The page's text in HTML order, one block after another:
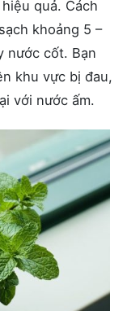
quả. Cách
khoảng 5 –
nước cốt. Bạn
khu vực bị đau,
với nước ấm.